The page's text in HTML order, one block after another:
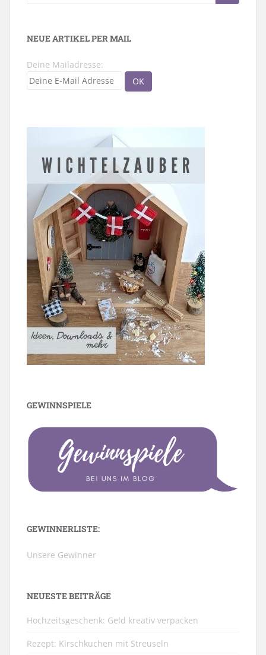
NEUE ARTIKEL PER MAIL
Deine Mailadresse:
GEWINNSPIELE
GEWINNERLISTE:
Unsere Gewinner
NEUESTE BEITRÄGE
Hochzeitsgeschenk: Geld kreativ verpacken
Rezept: Kirschkuchen mit Streuseln